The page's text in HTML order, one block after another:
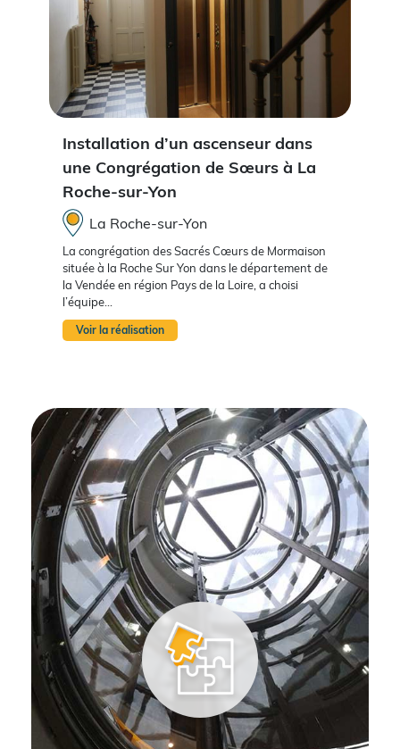
Installation d’un ascenseur dans
une Congrégation de Sœurs à La
Roche-sur-Yon
La Roche-sur-Yon
La congrégation des Sacrés Cœurs de Mormaison
située à la Roche Sur Yon dans le département de
la Vendée en région Pays de la Loire, a choisi
l’équipe...
Voir la réalisation